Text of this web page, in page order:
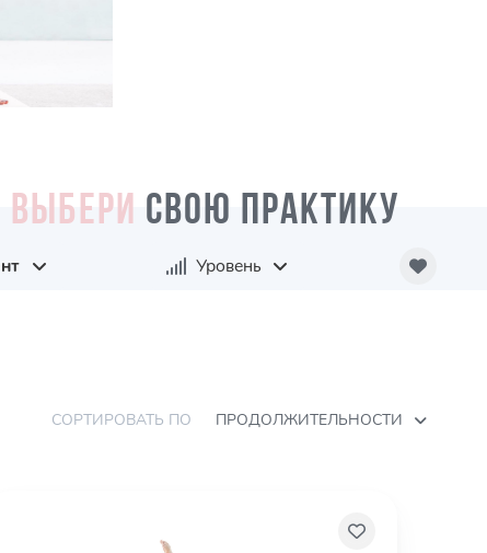
ВЫБЕРИ СВОЮ ПРАКТИКУ
Уровень
СОРТИРОВАТЬ ПО ПРОДОЛЖИТЕЛЬНОСТИ